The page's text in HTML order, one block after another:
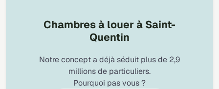
Chambres à louer à Saint-
Quentin
Notre concept a déjà séduit plus de 2,9
millions de particuliers.
Pourquoi pas vous ?